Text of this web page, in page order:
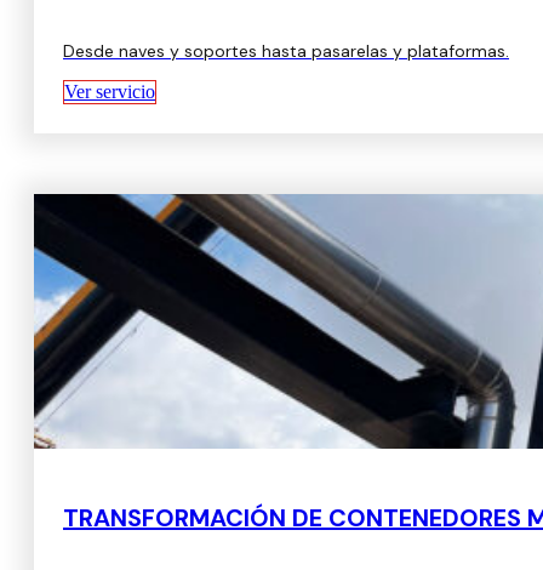
Desde naves y soportes hasta pasarelas y plataformas.
Ver servicio
TRANSFORMACIÓN DE CONTENEDORES